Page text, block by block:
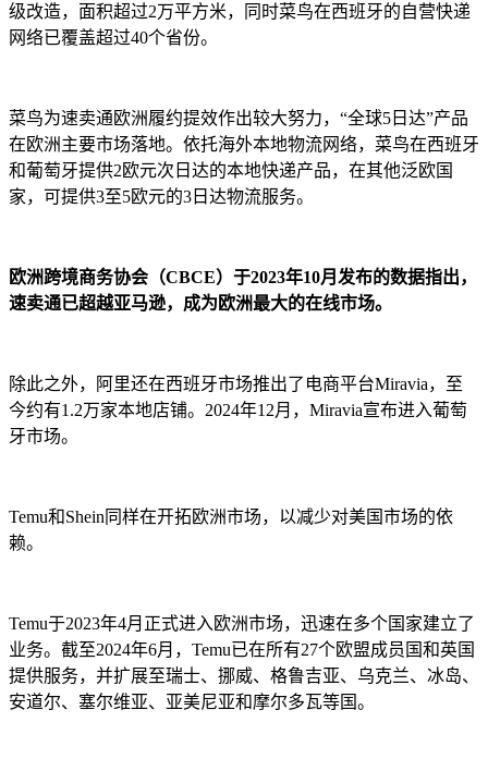
级改造，面积超过2万平方米，同时菜鸟在西班牙的自营快递
网络已覆盖超过40个省份。
菜鸟为速卖通欧洲履约提效作出较大努力，“全球5日达”产品
在欧洲主要市场落地。依托海外本地物流网络，菜鸟在西班牙
和葡萄牙提供2欧元次日达的本地快递产品，在其他泛欧国
家，可提供3至5欧元的3日达物流服务。
欧洲跨境商务协会（CBCE）于2023年10月发布的数据指出，
速卖通已超越亚马逊，成为欧洲最大的在线市场。
除此之外，阿里还在西班牙市场推出了电商平台Miravia，至
今约有1.2万家本地店铺。2024年12月，Miravia宣布进入葡萄
牙市场。
Temu和Shein同样在开拓欧洲市场，以减少对美国市场的依
赖。
Temu于2023年4月正式进入欧洲市场，迅速在多个国家建立了
业务。截至2024年6月，Temu已在所有27个欧盟成员国和英国
提供服务，并扩展至瑞士、挪威、格鲁吉亚、乌克兰、冰岛、
安道尔、塞尔维亚、亚美尼亚和摩尔多瓦等国。